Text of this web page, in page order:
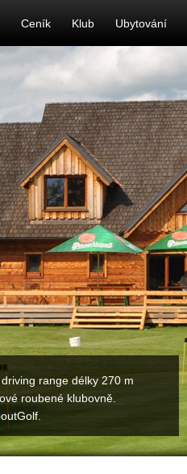
Ceník Klub Ubytování
range délky 270 m
roubené klubovně.